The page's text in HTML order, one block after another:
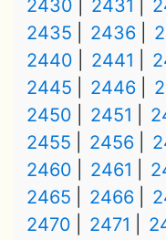
2430
2431
2435
2436
2440
2441
2445
2446
2450
2451
2455
2456
2460
2461
2465
2466
2470
2471